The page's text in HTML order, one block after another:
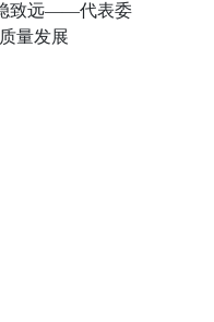
致远——代表委
量发展